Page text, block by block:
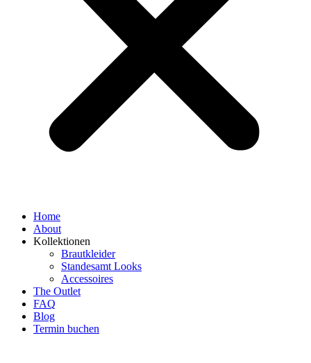
Home
About
Kollektionen
Brautkleider
Standesamt Looks
Accessoires
The Outlet
FAQ
Blog
Termin buchen